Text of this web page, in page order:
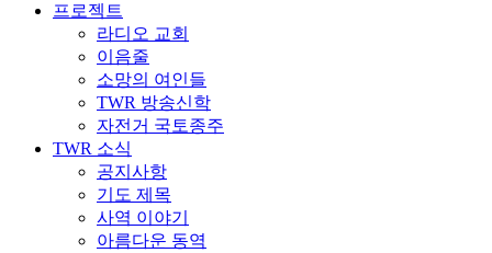
프로젝트
라디오 교회
이음줄
소망의 여인들
TWR 방송신학
자전거 국토종주
TWR 소식
공지사항
기도 제목
사역 이야기
아름다운 동역